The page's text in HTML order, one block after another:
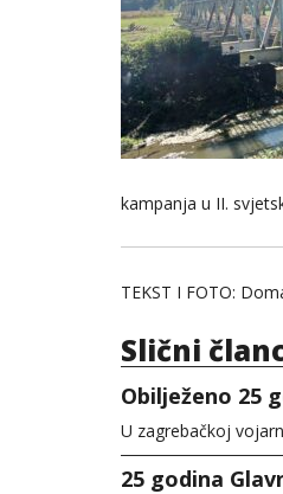
kampanja u II.
TEKST I FOTO:
Slični
Obilježeno 25
U zagrebačkoj
25 godina